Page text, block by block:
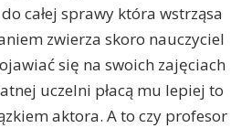
całej sprawy która wstrząsa
zwierza skoro nauczyciel
się na swoich zajęciach
uczelni płacą mu lepiej to
aktora. A to czy profesor